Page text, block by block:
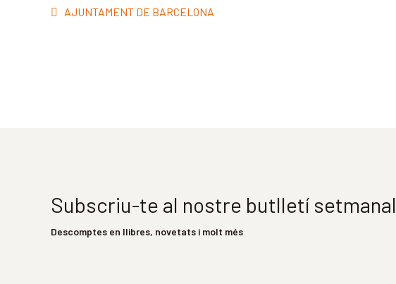
Navegació
Entrada
AJUNTAMENT DE BARCELONA
Subscriu-te al nostre butlletí setmanal
Descomptes en llibres, novetats i molt més